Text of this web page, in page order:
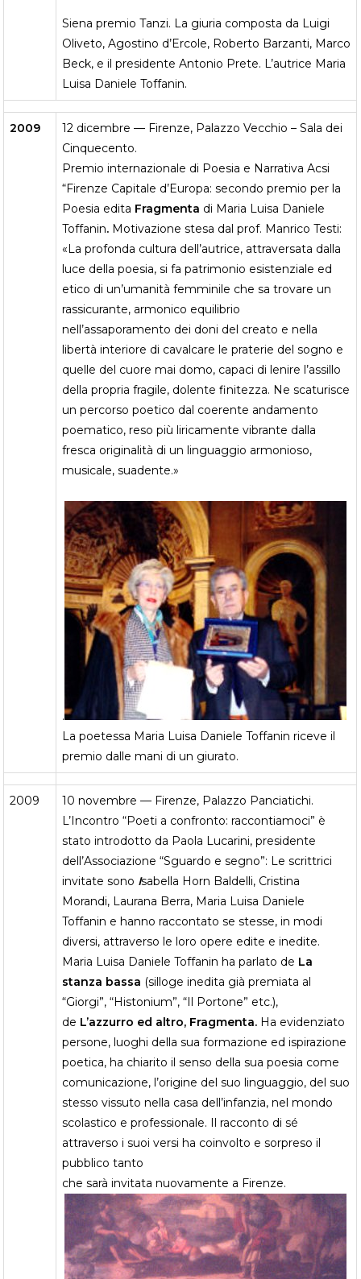
Siena premio Tanzi. La giuria composta da Luigi
Oliveto, Agostino d’Ercole, Roberto Barzanti, Marco
Beck, e il presidente Antonio Prete. L’autrice Maria
Luisa Daniele Toffanin.
2009
12 dicembre — Firenze, Palazzo Vecchio – Sala dei
Cinquecento.
Premio internazionale di Poesia e Narrativa Acsi
“Firenze Capitale d’Europa: secondo premio per la
Poesia edita Fragmenta di Maria Luisa Daniele
Toffanin. Motivazione stesa dal prof. Manrico Testi:
«La profonda cultura dell’autrice, attraversata dalla
luce della poesia, si fa patrimonio esistenziale ed
etico di un’umanità femminile che sa trovare un
rassicurante, armonico equilibrio
nell’assaporamento dei doni del creato e nella
libertà interiore di cavalcare le praterie del sogno e
quelle del cuore mai domo, capaci di lenire l’assillo
della propria fragile, dolente finitezza. Ne scaturisce
un percorso poetico dal coerente andamento
poematico, reso più liricamente vibrante dalla
fresca originalità di un linguaggio armonioso,
musicale, suadente.»
.
La poetessa Maria Luisa Daniele Toffanin riceve il
premio dalle mani di un giurato.
2009
10 novembre — Firenze, Palazzo Panciatichi.
L’Incontro “Poeti a confronto: raccontiamoci” è
stato introdotto da Paola Lucarini, presidente
dell’Associazione “Sguardo e segno”: Le scrittrici
invitate sono Isabella Horn Baldelli, Cristina
Morandi, Laurana Berra, Maria Luisa Daniele
Toffanin e hanno raccontato se stesse, in modi
diversi, attraverso le loro opere edite e inedite.
Maria Luisa Daniele Toffanin ha parlato de La
stanza bassa (silloge inedita già premiata al
“Giorgi”, “Histonium”, “Il Portone” etc.),
de L’azzurro ed altro, Fragmenta. Ha evidenziato
persone, luoghi della sua formazione ed ispirazione
poetica, ha chiarito il senso della sua poesia come
comunicazione, l’origine del suo linguaggio, del suo
stesso vissuto nella casa dell’infanzia, nel mondo
scolastico e professionale. Il racconto di sé
attraverso i suoi versi ha coinvolto e sorpreso il
pubblico tanto
che sarà invitata nuovamente a Firenze.